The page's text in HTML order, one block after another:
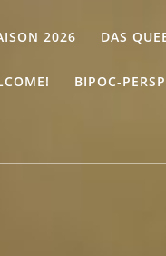
2026 DAS
BIPOC-